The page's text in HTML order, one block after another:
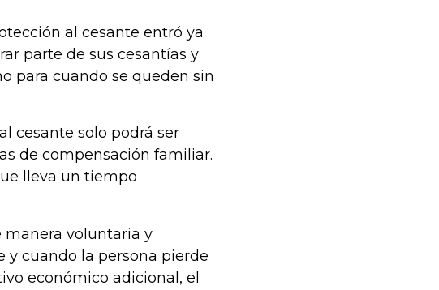
al cesante entró ya
parte de sus cesantías y
para cuando se queden sin
cesante solo podrá ser
de compensación familiar.
lleva un tiempo
manera voluntaria y
cuando la persona pierde
económico adicional, el